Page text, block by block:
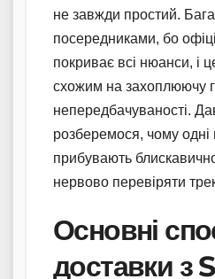
не завжди простий.
посередниками, бо
покриває всі нюанси, і
схожим на захоплюючу
непередбачуваності.
розберемося, чому одні
прибувають
нервово перевіряти
Основні
доставки з